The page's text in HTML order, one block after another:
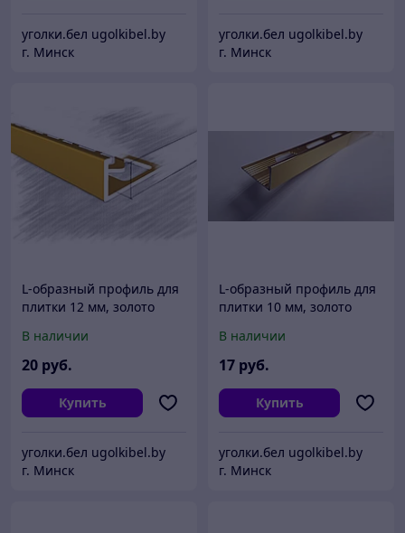
уголки.бел ugolkibel.by
г. Минск
уголки.бел ugolkibel.by
г. Минск
L-образный профиль для
плитки 12 мм, золото
В наличии
20 руб.
Купить
уголки.бел ugolkibel.by
г. Минск
L-образный профиль для
плитки 10 мм, золото
В наличии
17 руб.
Купить
уголки.бел ugolkibel.by
г. Минск